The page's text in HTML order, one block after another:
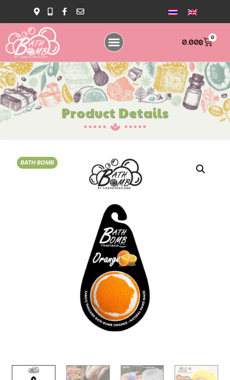
0.00฿ 0
Product Details
BATH BOMB